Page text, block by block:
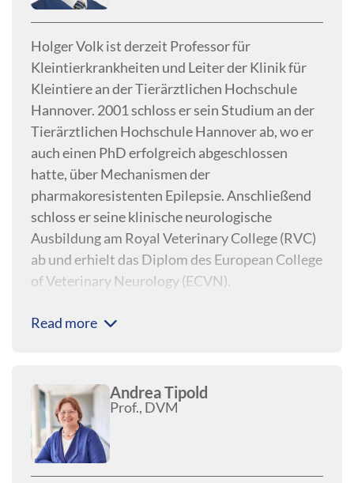
Holger Volk ist derzeit Professor für
Kleintierkrankheiten und Leiter der Klinik für
Kleintiere an der Tierärztlichen Hochschule
Hannover. 2001 schloss er sein Studium an der
Tierärztlichen Hochschule Hannover ab, wo er
auch einen PhD erfolgreich abgeschlossen
hatte, über Mechanismen der
pharmakoresistenten Epilepsie. Anschließend
schloss er seine klinische neurologische
Ausbildung am Royal Veterinary College (RVC)
ab und erhielt das Diplom des European College
of Veterinary Neurology (ECVN).
Arbeit im Bereich Corona-Spürhunde,
Board of EBVS tätig. Holger war Vorsitzender
der International Veterinary Epilepsy Task
Force, war Co-Vorsitzender der veröffentlichten
ACVIM-Konsenserklärung zur medizinischen
Behandlung von Epilepsie und beteiligt für die
Read more
Andrea Tipold
Prof., DVM